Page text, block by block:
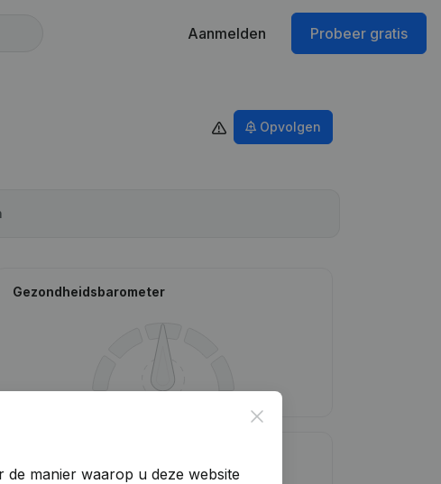
Aanmelden Probeer gratis
Opvolgen
Gezondheidsbarometer
Close
manier waarop u deze website